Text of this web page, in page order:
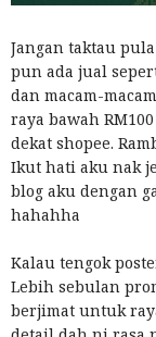
Jangan taktau
pun ada jual
dan macam-
raya bawah
dekat shopee.
Ikut hati aku nak
blog aku dengan
hahahha
Kalau tengok
Lebih sebulan
berjimat untuk